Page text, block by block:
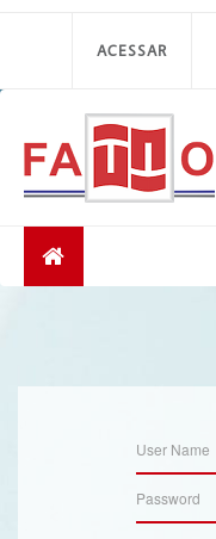
ACESSAR